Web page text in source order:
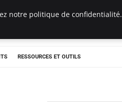
RESSOURCES ET OUTILS
notre politique de confidentialité.